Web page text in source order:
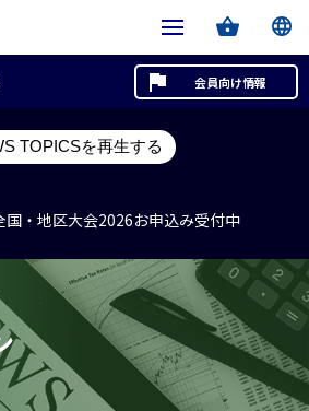
TOPICSを再生する
国・地区大会2026お申込み受付中
国・地区大会2026お申込み受付中
・地区大会2026お申込み受付中
会員向け情報